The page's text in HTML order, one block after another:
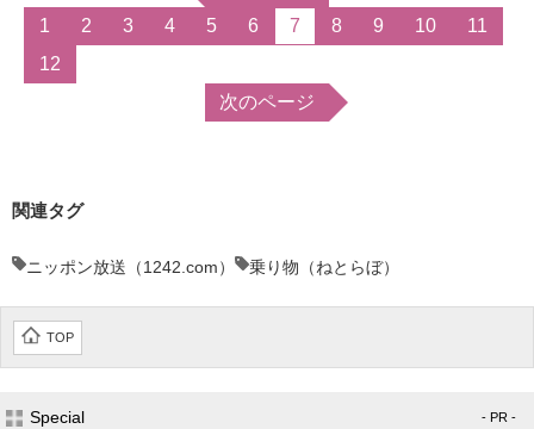
エレクトロニクス専門サイト
エネルギーの専門メディア
建設×テクノロジーの最前線
ちょっと気になるネットの話題
1
2 3 4 5 6 7 8 9 10
11
12
次のページ
関連タグ
ニッポン放送（1242.com） 乗り物（ねとらぼ）
TOP
Special - PR -